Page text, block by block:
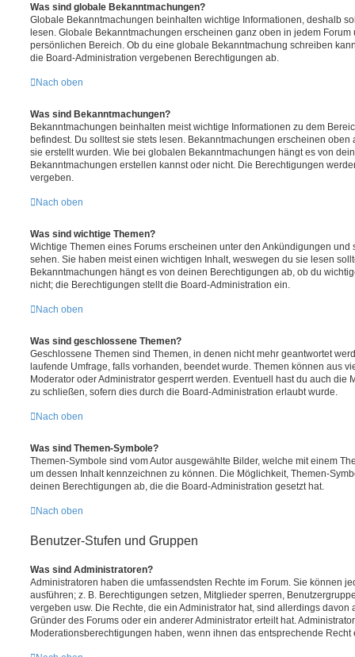
Was sind globale Bekanntmachungen?
Globale Bekanntmachungen beinhalten wichtige Informationen, deshalb
lesen. Globale Bekanntmachungen erscheinen ganz oben in jedem
persönlichen Bereich. Ob du eine globale Bekanntmachung schreiben
die Board-Administration vergebenen Berechtigungen ab.
Nach oben
Was sind Bekanntmachungen?
Bekanntmachungen beinhalten meist wichtige Informationen zu dem
befindest. Du solltest sie stets lesen. Bekanntmachungen erscheinen oben
sie erstellt wurden. Wie bei globalen Bekanntmachungen hängt es von
Bekanntmachungen erstellen kannst oder nicht. Die Berechtigungen
vergeben.
Nach oben
Was sind wichtige Themen?
Wichtige Themen eines Forums erscheinen unter den Ankündigungen und
sehen. Sie haben meist einen wichtigen Inhalt, weswegen du sie lesen
Bekanntmachungen hängt es von deinen Berechtigungen ab, ob du
nicht; die Berechtigungen stellt die Board-Administration ein.
Nach oben
Was sind geschlossene Themen?
Geschlossene Themen sind Themen, in denen nicht mehr geantwortet
laufende Umfrage, falls vorhanden, beendet wurde. Themen können aus
Moderator oder Administrator gesperrt werden. Eventuell hast du auch die
zu schließen, sofern dies durch die Board-Administration erlaubt wurde.
Nach oben
Was sind Themen-Symbole?
Themen-Symbole sind vom Autor ausgewählte Bilder, welche mit einem
um dessen Inhalt kennzeichnen zu können. Die Möglichkeit, Themen-
deinen Berechtigungen ab, die die Board-Administration gesetzt hat.
Nach oben
Benutzer-Stufen und Gruppen
Was sind Administratoren?
Administratoren haben die umfassendsten Rechte im Forum. Sie können
ausführen; z. B. Berechtigungen setzen, Mitglieder sperren,
vergeben usw. Die Rechte, die ein Administrator hat, sind allerdings
Gründer des Forums oder ein anderer Administrator erteilt hat.
Moderationsberechtigungen haben, wenn ihnen das entsprechende Recht